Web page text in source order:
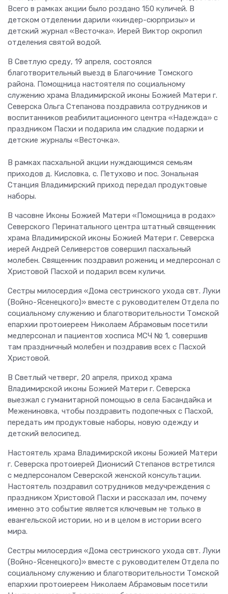
Всего в рамках акции было роздано 150 куличей. В
детском отделении дарили «киндер-сюрпризы» и
детский журнал «Весточка». Иерей Виктор окропил
отделения святой водой.
В Светлую среду, 19 апреля, состоялся
благотворительный выезд в Благочиние Томского
района. Помощница настоятеля по социальному
служению храма Владимирской иконы Божией Матери г.
Северска Ольга Степанова поздравила сотрудников и
воспитанников реабилитационного центра «Надежда» с
праздником Пасхи и подарила им сладкие подарки и
детские журналы «Весточка».
В рамках пасхальной акции нуждающимся семьям
приходов д. Кисловка, с. Петухово и пос. Зональная
Станция Владимирский приход передал продуктовые
наборы.
В часовне Иконы Божией Матери «Помощница в родах»
Северского Перинатального центра штатный священник
храма Владимирской иконы Божией Матери г. Северска
иерей Андрей Селиверстов совершил пасхальный
молебен. Священник поздравил рожениц и медперсонал с
Христовой Пасхой и подарил всем куличи.
Сестры милосердия «Дома сестринского ухода свт. Луки
(Войно-Ясенецкого)» вместе с руководителем Отдела по
социальному служению и благотворительности Томской
епархии протоиереем Николаем Абрамовым посетили
медперсонал и пациентов хосписа МСЧ № 1, совершив
там праздничный молебен и поздравив всех с Пасхой
Христовой.
В Светлый четверг, 20 апреля, приход храма
Владимирской иконы Божией Матери г. Северска
выезжал с гуманитарной помощью в села Басандайка и
Межениновка, чтобы поздравить подопечных с Пасхой,
передать им продуктовые наборы, новую одежду и
детский велосипед.
Настоятель храма Владимирской иконы Божией Матери
г. Северска протоиерей Дионисий Степанов встретился
с медперсоналом Северской женской консультации.
Настоятель поздравил сотрудников медучреждения с
праздником Христовой Пасхи и рассказал им, почему
именно это событие является ключевым не только в
евангельской истории, но и в целом в истории всего
мира.
Сестры милосердия «Дома сестринского ухода свт. Луки
(Войно-Ясенецкого)» вместе с руководителем Отдела по
социальному служению и благотворительности Томской
епархии протоиереем Николаем Абрамовым посетили